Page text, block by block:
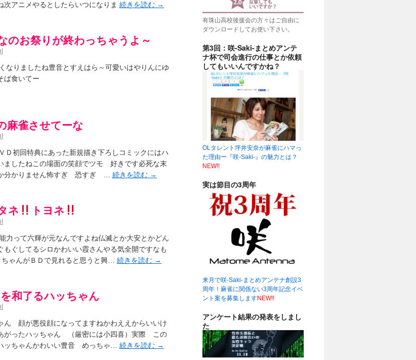
が和ちゃんを招待するだけの話)
見しました (15:35)
について考えてみる その１～否定的意見の発露を4つに分けて考える (20:00)
変更のお知らせ
ラゴンの王とパクリの女王
シリーズで2年ぶりの夏の咲-Saki-CUP開催！
ン上映会☆ 阿知賀編☆７月21日(土)ドラマ特別編18時20分～映画19時～☆ (04:22)
・大田)の登場舞台まとめ
！ あんたは……！！ ／ 咲-Saki- 第186局「無我」感想
編第２２局『流局』 (04:40)
ながらまたまた読み返しました (13:55)
きますから！」煌「それには及びません！」 (15:00)
は老化現象だと言えます…。
］感想 (16:58)
-Teru- 追憶編第1局［照菫］（なんだそれ
深山幽谷の頂で天逆鉾の夢を見るだろう -
紙予想 (11:05)
て（再） (15:15)
アニメやるとしたらいつになりま 続きを読む →
お祭りが終わっちゃうよ～
なりましたね豊音とすえはら～可愛いはやりんにゆ
ば食いてー
雀させてーな
Ｄ初回特典にあった新規描き下ろしコミックにはハ
ましたねこの場面の笑顔でツモ 好きです必死な末
か分かりません怖すぎ 恐すぎ … 続きを読む →
ネ トヨネ
って六輝が元なんですよね仏滅とか大安とかどん
ぐしてるシロかわいい霞さんやる気全開ですなも
ゃんがＢＤで見れると思うと興… 続きを読む →
和了るハッちゃん
ん 顔が悪役顔になってますねかわええからいいけ
がったハッちゃん （厳密には小四喜）実際 この
ッちゃんかわいい豊音 めっちゃ… 続きを読む →
有珠山高校後援会の方々はご自由に
ダウンロードしてお使い下さい。
第3回：咲-Saki-まとめアンテ
ナ杯で司会進行の仕事とか依頼
してもいいんですかね？
OLタレント坪井安奈が麻雀にハマっ
た理由ー『咲-Saki-』の魅力とは？
NEW!!
実は節目の3周年
来月で咲-Saki-まとめアンテナ創設3
周年！麻雀に関係ない3周年記念イベ
ント案を募集しますNEW!!
アンケート結果の発表をしまし
た